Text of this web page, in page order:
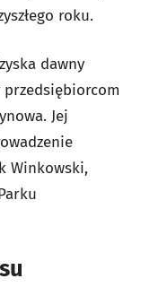
roku.
dawny
przedsiębiorcom
Jej
Winkowski,